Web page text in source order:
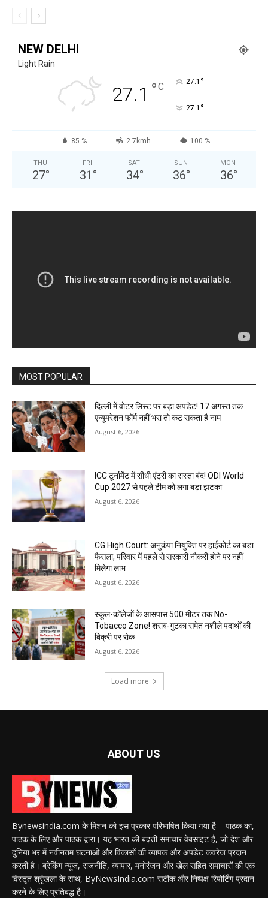
NEW DELHI
Light Rain
27.1 °C 27.1 °
27.1 °
85 % 2.7kmh 100 %
THU
27°
FRI
31 °
SAT
34°
SUN
36°
MON
36°
MOST POPULAR
दिल्ली में वोटर लिस्ट पर बड़ा अपडेट! 17 अगस्त तक
एन्यूमरेशन फॉर्म नहीं भरा तो कट सकता है नाम
August 6, 2026
ICC टूर्नामेंट में सीधी एंट्री का रास्ता बंद! ODI World
Cup 2027 से पहले टीम को लगा बड़ा झटका
August 6, 2026
CG High Court: अनुकंपा नियुक्ति पर हाईकोर्ट का बड़ा
फैसला, परिवार में पहले से सरकारी नौकरी होने पर नहीं
मिलेगा लाभ
August 6, 2026
स्कूल-कॉलेजों के आसपास 500 मीटर तक No-
Tobacco Zone! शराब-गुटका समेत नशीले पदार्थों की
बिक्री पर रोक
August 6, 2026
Load more
ABOUT US
Bynewsindia.com के मिशन को इस प्रकार परिभाषित किया गया है – पाठक का,
पाठक के लिए और पाठक द्वारा। यह भारत की बढ़ती समाचार वेबसाइट है, जो देश और
दुनिया भर में नवीनतम घटनाओं और विकासों की व्यापक और अपडेट कवरेज प्रदान
करती है। ब्रेकिंग न्यूज, राजनीति, व्यापार, मनोरंजन और खेल सहित समाचारों की एक
विस्तृत श्रृंखला के साथ, ByNewsIndia.com सटीक और निष्पक्ष रिपोर्टिंग प्रदान
करने के लिए प्रतिबद्ध है।